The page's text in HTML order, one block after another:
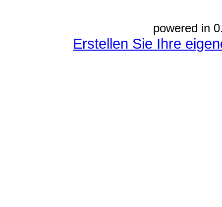
powered in
Erstellen Sie Ihre